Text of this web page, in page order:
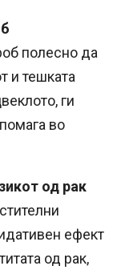
полесно да
и тешката
ги
во
од рак
ефект
од рак,